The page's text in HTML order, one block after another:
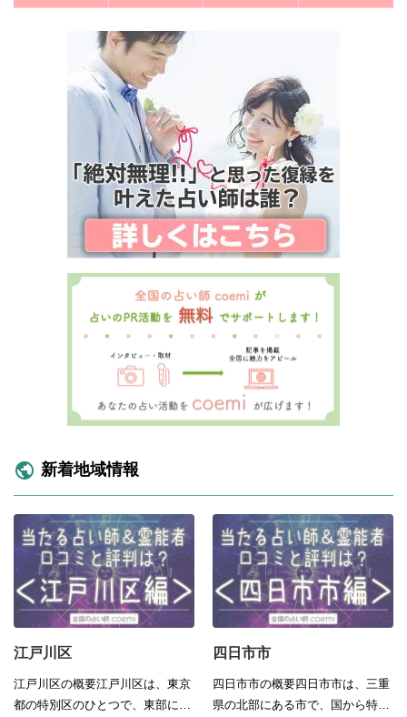
新着地域情報
江戸川区
江戸川区の概要江戸川区は、東京
都の特別区のひとつで、東部に位
四日市市
四日市市の概要四日市市は、三重
県の北部にある市で、国から特例